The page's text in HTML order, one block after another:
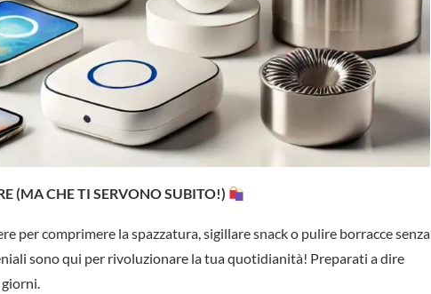
(MA CHE TI SERVONO SUBITO!)
per comprimere la spazzatura, sigillare snack o pulire borracce senza
sono qui per rivoluzionare la tua quotidianità! Preparati a dire